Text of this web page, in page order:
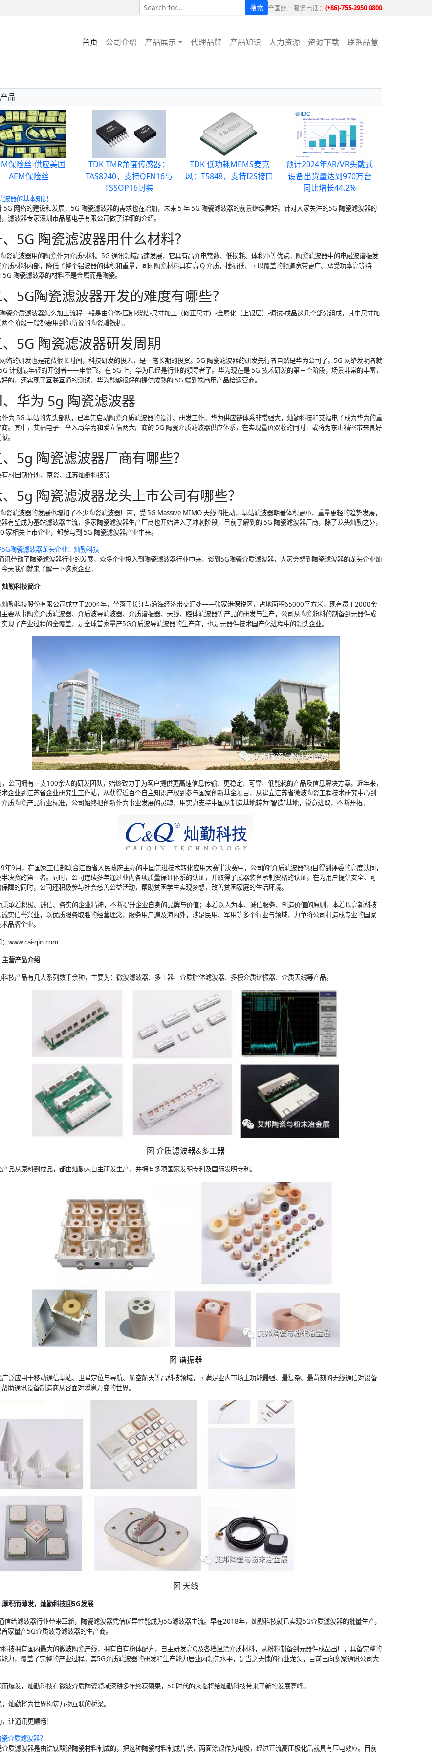
搜索 全国统一服务电话： (+86)-755-2950 0800
首页 公司介绍 产品展示 代理品牌 产品知识 人力资源 资源下载 联系品慧
品
保险丝-供应美国
AEM保险丝
TDK TMR角度传感器：
TAS8240，支持QFN16与
TSSOP16封装
TDK 低功耗MEMS麦克
风：T5848，支持I2S接口
预计2024年AR/VR头戴式
设备出货量达到970万台
同比增长44.2%
波器的基本知识
5G 网络的建设和发展，5G 陶瓷滤波器的需求也在增加，未来 5 年 5G 陶瓷滤波器的前景继续看好。针对大家关注的5G 陶瓷滤波器的
滤波器专家深圳市品慧电子有限公司做了详细的介绍。
5G 陶瓷滤波器用什么材料？
瓷滤波器用的陶瓷作为介质材料。5G 通讯领域高速发展，它具有高介电常数、低损耗、体积小等优点。陶瓷滤波器中的电磁波谐振发
质材料内部，降低了整个铝波器的体积和重量，同时陶瓷材料具有高 Q 介质，插损低、可以覆盖的频道宽带更广、承受功率高等特
5G 陶瓷滤波器的材料不是金属而是陶瓷。
5G陶瓷滤波器开发的难度有哪些？
瓷介质滤波器怎么加工流程一般是由分体-压制-烧结-尺寸加工（修正尺寸）-金属化（上银层）-调试-成品这几个部分组成，其中尺寸加
个阶段一般都要用到你所说的陶瓷雕铣机。
5G 陶瓷滤波器研发周期
络的研发也是花费很长时间，科技研发的投入，是一笔长期的投资。5G 陶瓷滤波器的研发先行者自然是华为公司了。5G 网络发明者就
计划最年轻的开创者——申怡飞。在 5G 上，华为已经是行业的领导者了。华为现在是 5G 技术研发的第三个阶段，场景非常的丰富，
的，还实现了互联互通的测试，华为能够很好的提供成熟的 5G 端到端商用产品给运营商。
华为 5g 陶瓷滤波器
作为 5G 基站的先头部队，已率先启动陶瓷介质滤波器的设计、研发工作。华为供应链体系非常强大，灿勤科技和艾福电子成为华为的重
。其中，艾福电子一举入局华为和爱立信两大厂商的 5G 陶瓷介质滤波器供应体系，在实现量价双收的同时，或将为东山精密带来良好
。
5g 陶瓷滤波器厂商有哪些？
有村田制作所、京瓷、江苏灿群科技等
5g 陶瓷滤波器龙头上市公司有哪些？
瓷滤波器的发展也增加了不少陶瓷滤波器厂商，受 5G Massive MIMO 天线的推动，基站滤波器朝著体积更小、重量更轻的趋势发展，
有望成为基站滤波器主流，多家陶瓷滤波器生产厂商也开始进入了冲刺阶段，目前了解到的 5G 陶瓷滤波器厂商，除了龙头灿勤之外，
家相关上市企业，都参与到 5G 陶瓷滤波器产业中来。
陶瓷滤波器龙头企业：灿勤科技
讯带动了陶瓷滤波器行业的发展，众多企业投入到陶瓷滤波器行业中来，谈到5G陶瓷介质滤波器，大家会想到陶瓷滤波器的龙头企业灿
天我们就来了解一下这家企业。
灿勤科技简介
灿勤科技股份有限公司成立于2004年，坐落于长江与沿海经济带交汇处——张家港保税区，占地面积65000平方米，现有员工2000余
要从事陶瓷介质滤波器、介质波导滤波器、介质谐振器、天线、腔体滤波器等产品的研发与生产，公司从陶瓷粉料的制备到元器件成
现了产业过程的全覆盖，是全球首家量产5G介质波导滤波器的生产商，也是元器件技术国产化进程中的领头企业。
，公司拥有一支100余人的研发团队，始终致力于为客户提供更高速信息传输、更稳定、可靠、低能耗的产品及信息解决方案。近年来，
企业到江苏省企业研究生工作站，从获得近百个自主知识产权到参与国家创新基金项目，从建立江苏省微波陶瓷工程技术研究中心到
质陶瓷产品行业标准，公司始终把创新作为事业发展的灵魂，用实力支持中国从制造基地转为“智造”基地，锐意进取，不断开拓。
年9月，在国家工信部联合江西省人民政府主办的中国先进技术转化应用大赛半决赛中，公司的“介质滤波器”项目得到评委的高度认同，
决赛的第一名。同时，公司连续多年通过业内各项质量保证体系的认证，并取得了武器装备承制资格的认证。在为用户提供安全、可
障的同时，公司还积极参与社会慈善公益活动，帮助贫困学生实现梦想，改善贫困家庭的生活环境。
秉承着积极、诚信、务实的企业精神，不断提升企业自身的品牌与价值；本着以人为本、诚信服务、创造价值的原则，本着以高新科技
实信誉兴业，以优质服务取胜的经营理念，服务用户遍及海内外，涉足民用、军用等多个行业与领域，力争将公司打造成专业的国家
品牌企业。
：www.cai-qin.com
主营产品介绍
科技产品有几大系列数千余种，主要为：微波滤波器、多工器、介质腔体滤波器、多模介质谐振器、介质天线等产品。
图 介质滤波器&多工器
产品从原料到成品，都由灿勤人自主研发生产，并拥有多项国家发明专利及国际发明专利。
图 谐振器
广泛应用于移动通信基站、卫星定位与导航、航空航天等高科技领域，可满足业内市场上功能最强、最复杂、最苛刻的无线通信对设备
助通讯设备制造商从容面对瞬息万变的世界。
图 天线
厚积而薄发，灿勤科技迎5G发展
信给滤波器行业带来革新，陶瓷滤波器凭借优异性能成为5G滤波器主流。早在2018年，灿勤科技就已实现5G介质滤波器的批量生产，
家量产5G介质波导滤波器的生产商。
科技拥有国内最大的微波陶瓷产线，拥有自有粉体配方，自主研发高Q及各档温漂介质材料，从粉料制备到元器件成品出厂，具备完整的
力，覆盖了完整的产业过程。其5G介质滤波器的研发和生产能力居业内领先水平，是当之无愧的行业龙头，目前已向多家通讯公司大
而爆发，灿勤科技在微波介质陶瓷领域深耕多年终获硕果，5G时代的来临将给灿勤科技带来了新的发展高峰。
灿勤将为世界构筑万物互联的桥梁。
让通讯更顺畅！
介质滤波器？
介质滤波器是由锆钛酸铅陶瓷材料制成的，把这种陶瓷材料制成片状，两面涂银作为电极，经过直流高压极化后就具有压电效应。目前